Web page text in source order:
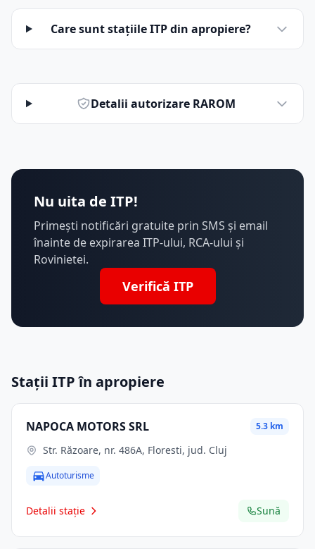
Care sunt stațiile ITP din apropiere?
Detalii autorizare RAROM
Nu uita de ITP!
Primești notificări gratuite prin SMS și email
înainte de expirarea ITP-ului, RCA-ului și
Rovinietei.
Verifică ITP
Stații ITP în apropiere
NAPOCA MOTORS SRL 5.3 km
Str. Răzoare, nr. 486A, Floresti, jud. Cluj
Autoturisme
Detalii stație Sună